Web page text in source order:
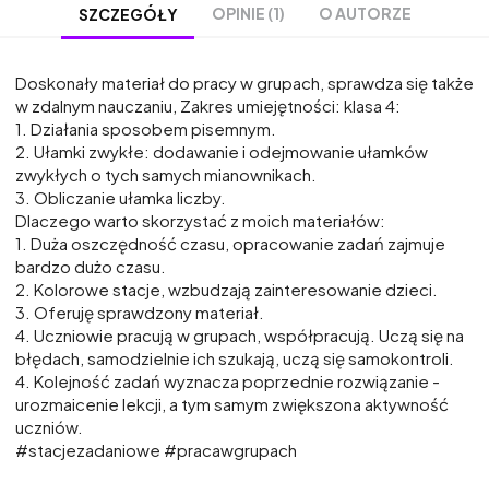
SZCZEGÓŁY OPINIE (1) O AUTORZE
Doskonały materiał do pracy w grupach, sprawdza się także
w zdalnym nauczaniu, Zakres umiejętności: klasa 4:
1. Działania sposobem pisemnym.
2. Ułamki zwykłe: dodawanie i odejmowanie ułamków
zwykłych o tych samych mianownikach.
3. Obliczanie ułamka liczby.
Dlaczego warto skorzystać z moich materiałów:
1. Duża oszczędność czasu, opracowanie zadań zajmuje
bardzo dużo czasu.
2. Kolorowe stacje, wzbudzają zainteresowanie dzieci.
3. Oferuję sprawdzony materiał.
4. Uczniowie pracują w grupach, współpracują. Uczą się na
błędach, samodzielnie ich szukają, uczą się samokontroli.
4. Kolejność zadań wyznacza poprzednie rozwiązanie -
urozmaicenie lekcji, a tym samym zwiększona aktywność
uczniów.
#stacjezadaniowe #pracawgrupach